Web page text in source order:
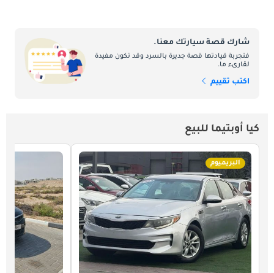
شارك قصة سيارتك معنا.
فتجربة قيادتها قصة جديرة بالسرد وقد تكون مفيدة
لقارىء ما.
اكتب تقييم
كيا أوبتيما للبيع
البريميوم